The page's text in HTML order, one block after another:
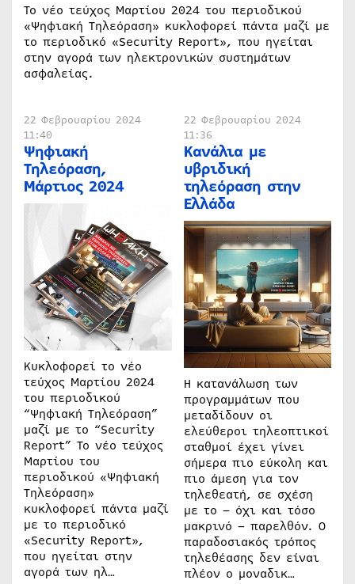
Το νέο τεύχος Μαρτίου 2024 του περιοδικού
«Ψηφιακή Τηλεόραση» κυκλοφορεί πάντα μαζί με
το περιοδικό «Security Report», που ηγείται
στην αγορά των ηλεκτρονικών συστημάτων
ασφαλείας.
22 Φεβρουαρίου 2024
11:40
Ψηφιακή
Τηλεόραση,
Μάρτιος 2024
Κυκλοφορεί το νέο
τεύχος Μαρτίου 2024
του περιοδικού
“Ψηφιακή Τηλεόραση”
μαζί με το “Security
Report” Το νέο τεύχος
Μαρτίου του
περιοδικού «Ψηφιακή
Τηλεόραση»
κυκλοφορεί πάντα μαζί
με το περιοδικό
«Security Report»,
που ηγείται στην
αγορά των ηλ…
22 Φεβρουαρίου 2024
11:36
Κανάλια με
υβριδική
τηλεόραση στην
Ελλάδα
Η κατανάλωση των
προγραμμάτων που
μεταδίδουν οι
ελεύθεροι τηλεοπτικοί
σταθμοί έχει γίνει
σήμερα πιο εύκολη και
πιο άμεση για τον
τηλεθεατή, σε σχέση
με το – όχι και τόσο
μακρινό – παρελθόν. Ο
παραδοσιακός τρόπος
τηλεθέασης δεν είναι
πλέον ο μοναδικ…